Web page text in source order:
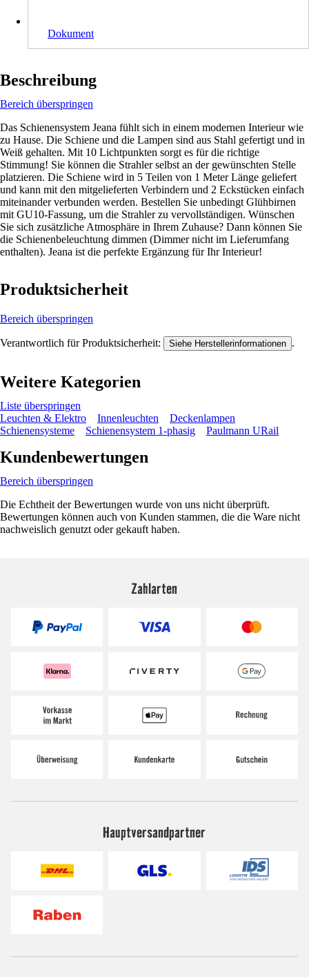
Dokument
Beschreibung
Bereich überspringen
Das Schienensystem Jeana fühlt sich in einem modernen Interieur wie
zu Hause. Die Schiene und die Lampen sind aus Stahl gefertigt und in
Weiß gehalten. Mit 10 Lichtpunkten sorgt es für die richtige
Stimmung! Sie können die Strahler selbst an der gewünschten Stelle
platzieren. Die Schiene wird in 5 Teilen von 1 Meter Länge geliefert
und kann mit den mitgelieferten Verbindern und 2 Eckstücken einfach
miteinander verbunden werden. Bestellen Sie unbedingt Glühbirnen
mit GU10-Fassung, um die Strahler zu vervollständigen. Wünschen
Sie sich zusätzliche Atmosphäre in Ihrem Zuhause? Dann können Sie
die Schienenbeleuchtung dimmen (Dimmer nicht im Lieferumfang
enthalten). Jeana ist die perfekte Ergänzung für Ihr Interieur!
Produktsicherheit
Bereich überspringen
Verantwortlich für Produktsicherheit: Siehe Herstellerinformationen .
Weitere Kategorien
Liste überspringen
Leuchten & Elektro
Innenleuchten
Deckenlampen
Schienensysteme
Schienensystem 1-phasig Paulmann URail
Kundenbewertungen
Bereich überspringen
Die Echtheit der Bewertungen wurde von uns nicht überprüft.
Bewertungen können auch von Kunden stammen, die die Ware nicht
nachweislich genutzt oder gekauft haben.
Zahlarten
Hauptversandpartner